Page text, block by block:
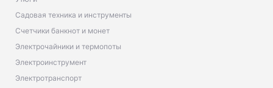
Садовая техника и инструменты
Счетчики банкнот и монет
Электрочайники и термопоты
Электроинструмент
Электротранспорт